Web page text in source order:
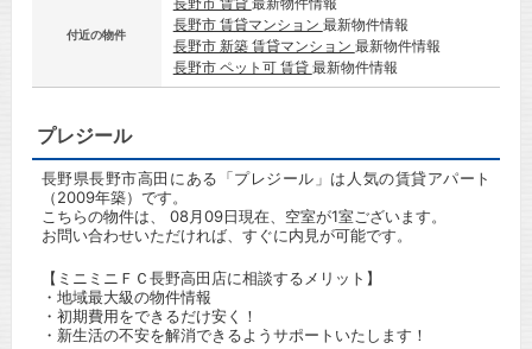
付近の物件
長野市 賃貸マンション 最新物件情報
長野市 新築 賃貸マンション 最新物件情報
長野市 ペット可 賃貸 最新物件情報
プレジール
長野県長野市高田にある「プレジール」は人気の賃貸アパート
（2009年築）です。
こちらの物件は、 08月09日現在、空室が1室ございます。
お問い合わせいただければ、すぐに内見が可能です。
【ミニミニＦＣ長野高田店に相談するメリット】
・地域最大級の物件情報
・初期費用をできるだけ安く！
・新生活の不安を解消できるようサポートいたします！